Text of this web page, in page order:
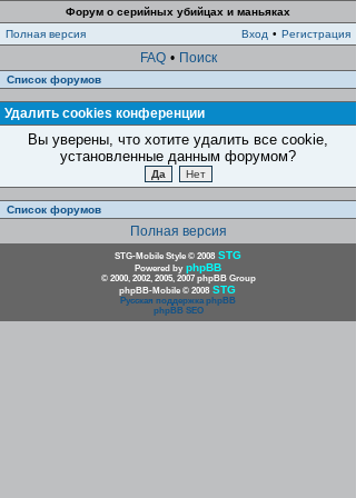
Форум о серийных убийцах и маньяках
Полная версия
Вход • Регистрация
FAQ • Поиск
Список форумов
Удалить cookies конференции
Вы уверены, что хотите удалить все cookie,
установленные данным форумом?
Список форумов
Полная версия
STG-Mobile Style © 2008 STG
Powered by phpBB
© 2000, 2002, 2005, 2007 phpBB Group
phpBB-Mobile © 2008 STG
Русская поддержка phpBB
phpBB SEO